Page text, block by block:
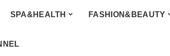
SPA&HEALTH FASHION&BEAUTY